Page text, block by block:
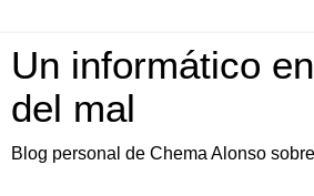
Un informático
del mal
Blog personal de Chema Alonso